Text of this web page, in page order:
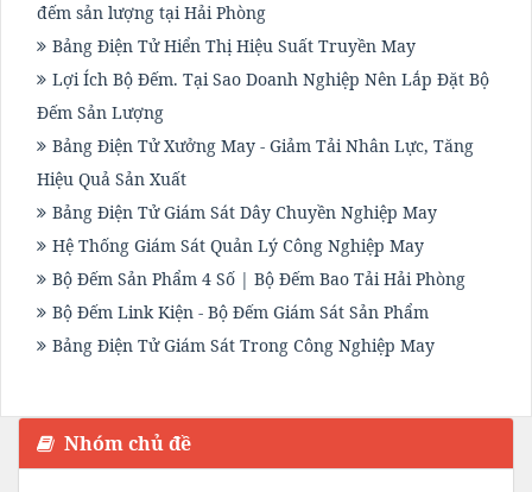
đếm sản lượng tại Hải Phòng
Bảng Điện Tử Hiển Thị Hiệu Suất Truyền May
Lợi Ích Bộ Đếm. Tại Sao Doanh Nghiệp Nên Lắp Đặt Bộ
Đếm Sản Lượng
Bảng Điện Tử Xưởng May - Giảm Tải Nhân Lực, Tăng
Hiệu Quả Sản Xuất
Bảng Điện Tử Giám Sát Dây Chuyền Nghiệp May
Hệ Thống Giám Sát Quản Lý Công Nghiệp May
Bộ Đếm Sản Phẩm 4 Số | Bộ Đếm Bao Tải Hải Phòng
Bộ Đếm Link Kiện - Bộ Đếm Giám Sát Sản Phẩm
Bảng Điện Tử Giám Sát Trong Công Nghiệp May
Nhóm chủ đề